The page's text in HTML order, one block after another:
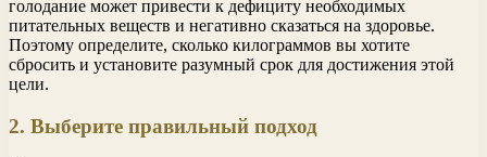
голодание может привести к дефициту необходимых
питательных веществ и негативно сказаться на здоровье.
Поэтому определите, сколько килограммов вы хотите
сбросить и установите разумный срок для достижения этой
цели.
2. Выберите правильный подход